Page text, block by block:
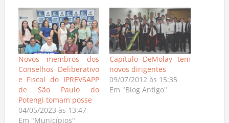
Novos membros dos
Conselhos Deliberativo
e Fiscal do IPREVSAPP
de São Paulo do
Potengi tomam posse
04/05/2023 às 13:47
Em "Municípios"
Capítulo DeMolay tem
novos dirigentes
09/07/2012 às 15:35
Em "Blog Antigo"